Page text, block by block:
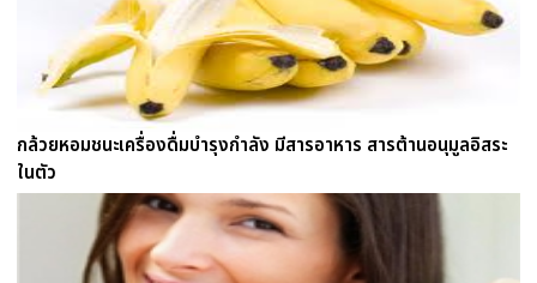
กล้วยหอมชนะเครื่องดื่มบำรุงกำลัง มีสารอาหาร สารต้านอนุมูลอิสระ
ในตัว